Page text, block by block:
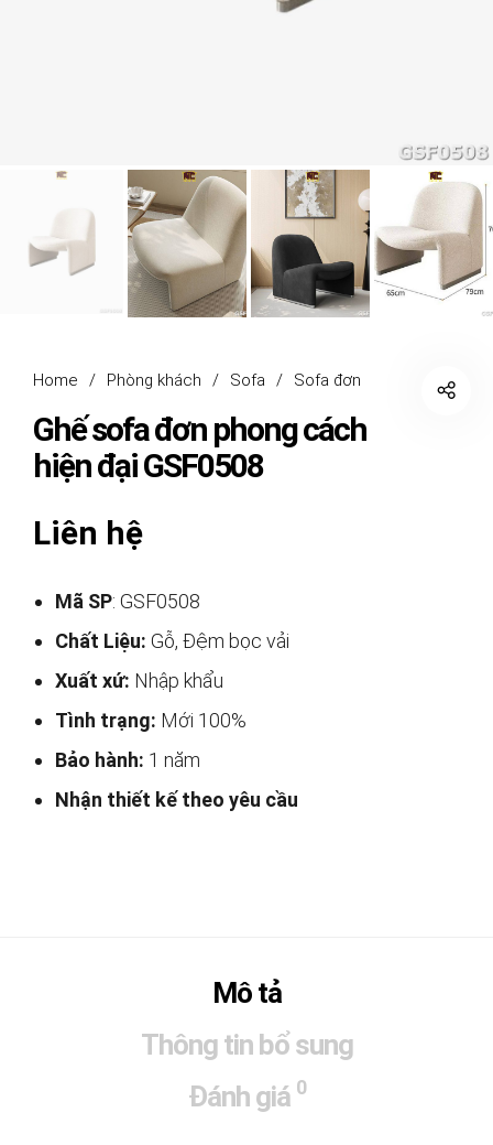
Home / Phòng khách / Sofa / Sofa đơn
Ghế sofa đơn phong cách
hiện đại GSF0508
Liên hệ
Mã SP: GSF0508
Chất Liệu: Gỗ, Đệm bọc vải
Xuất xứ: Nhập khẩu
Tình trạng: Mới 100%
Bảo hành: 1 năm
Nhận thiết kế theo yêu cầu
Mô tả
Thông tin bổ sung
Đánh giá 0